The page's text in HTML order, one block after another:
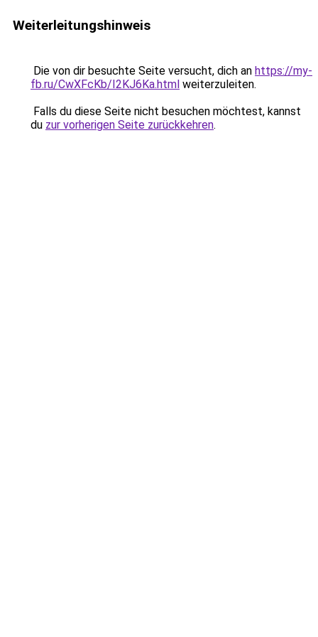
Weiterleitungshinweis
Die von dir besuchte Seite versucht, dich an https://my-
fb.ru/CwXFcKb/I2KJ6Ka.html weiterzuleiten.
Falls du diese Seite nicht besuchen möchtest, kannst
du zur vorherigen Seite zurückkehren.